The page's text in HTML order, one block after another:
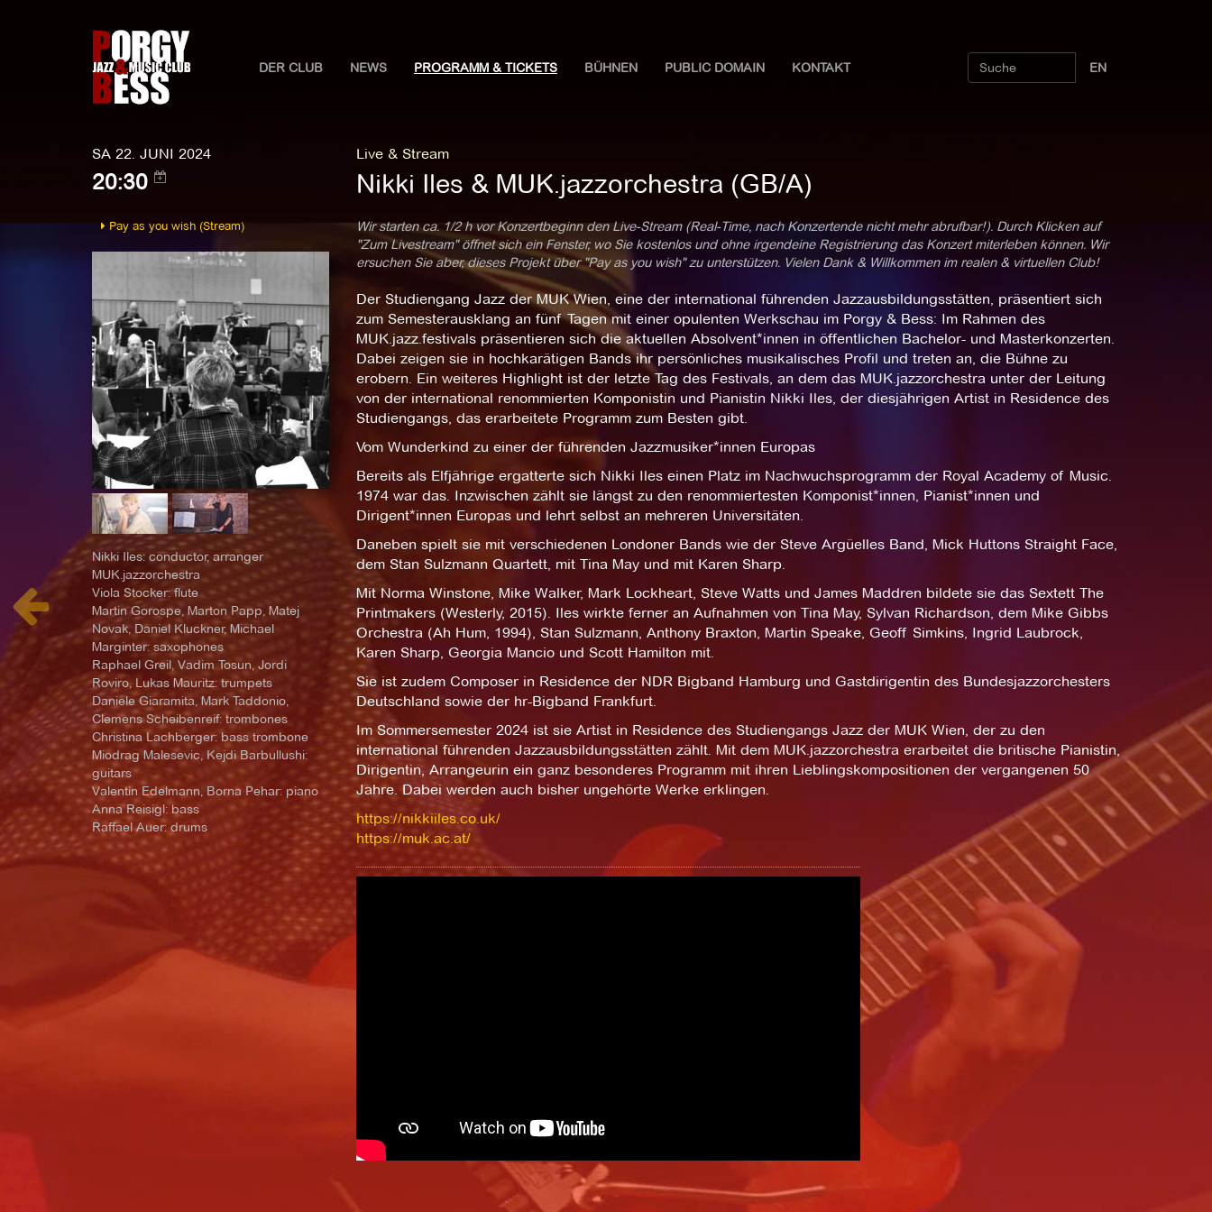
DER CLUB NEWS PROGRAMM & TICKETS BÜHNEN PUBLIC DOMAIN KONTAKT EN
SA 22. JUNI 2024
20:30
Live & Stream
Nikki Iles & MUK.jazzorchestra (GB/A)
Pay as you wish (Stream)
Nikki Iles: conductor, arranger
MUK.jazzorchestra
Viola Stocker: flute
Martin Gorospe, Marton Papp, Matej
Novak, Daniel Kluckner, Michael
Marginter: saxophones
Raphael Greil, Vadim Tosun, Jordi
Roviro, Lukas Mauritz: trumpets
Daniele Giaramita, Mark Taddonio,
Clemens Scheibenreif: trombones
Christina Lachberger: bass trombone
Miodrag Malesevic, Kejdi Barbullushi:
guitars
Valentin Edelmann, Borna Pehar: piano
Anna Reisigl: bass
Raffael Auer: drums
Wir starten ca. 1/2 h vor Konzertbeginn den Live-Stream (Real-Time, nach Konzertende nicht mehr abrufbar!). Durch Klicken auf
"Zum Livestream" öffnet sich ein Fenster, wo Sie kostenlos und ohne irgendeine Registrierung das Konzert miterleben können. Wir
ersuchen Sie aber, dieses Projekt über "Pay as you wish" zu unterstützen. Vielen Dank & Willkommen im realen & virtuellen Club!
Der Studiengang Jazz der MUK Wien, eine der international führenden Jazzausbildungsstätten, präsentiert sich
zum Semesterausklang an fünf Tagen mit einer opulenten Werkschau im Porgy & Bess: Im Rahmen des
MUK.jazz.festivals präsentieren sich die aktuellen Absolvent*innen in öffentlichen Bachelor- und Masterkonzerten.
Dabei zeigen sie in hochkarätigen Bands ihr persönliches musikalisches Profil und treten an, die Bühne zu
erobern. Ein weiteres Highlight ist der letzte Tag des Festivals, an dem das MUK.jazzorchestra unter der Leitung
von der international renommierten Komponistin und Pianistin Nikki Iles, der diesjährigen Artist in Residence des
Studiengangs, das erarbeitete Programm zum Besten gibt.
Vom Wunderkind zu einer der führenden Jazzmusiker*innen Europas
Bereits als Elfjährige ergatterte sich Nikki Iles einen Platz im Nachwuchsprogramm der Royal Academy of Music.
1974 war das. Inzwischen zählt sie längst zu den renommiertesten Komponist*innen, Pianist*innen und
Dirigent*innen Europas und lehrt selbst an mehreren Universitäten.
Daneben spielt sie mit verschiedenen Londoner Bands wie der Steve Argüelles Band, Mick Huttons Straight Face,
dem Stan Sulzmann Quartett, mit Tina May und mit Karen Sharp.
Mit Norma Winstone, Mike Walker, Mark Lockheart, Steve Watts und James Maddren bildete sie das Sextett The
Printmakers (Westerly, 2015). Iles wirkte ferner an Aufnahmen von Tina May, Sylvan Richardson, dem Mike Gibbs
Orchestra (Ah Hum, 1994), Stan Sulzmann, Anthony Braxton, Martin Speake, Geoff Simkins, Ingrid Laubrock,
Karen Sharp, Georgia Mancio und Scott Hamilton mit.
Sie ist zudem Composer in Residence der NDR Bigband Hamburg und Gastdirigentin des Bundesjazzorchesters
Deutschland sowie der hr-Bigband Frankfurt.
Im Sommersemester 2024 ist sie Artist in Residence des Studiengangs Jazz der MUK Wien, der zu den
international führenden Jazzausbildungsstätten zählt. Mit dem MUK.jazzorchestra erarbeitet die britische Pianistin,
Dirigentin, Arrangeurin ein ganz besonderes Programm mit ihren Lieblingskompositionen der vergangenen 50
Jahre. Dabei werden auch bisher ungehörte Werke erklingen.
https://nikkiiles.co.uk/
https://muk.ac.at/